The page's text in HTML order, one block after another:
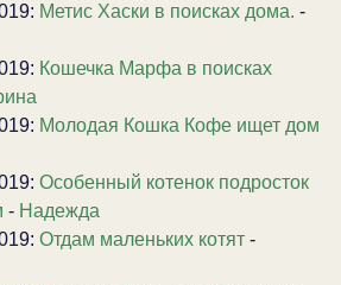
Метис Хаски в поисках дома. -
Кошечка Марфа в поисках
Молодая Кошка Кофе ищет дом
Особенный котенок подросток
- Надежда
Отдам маленьких котят -